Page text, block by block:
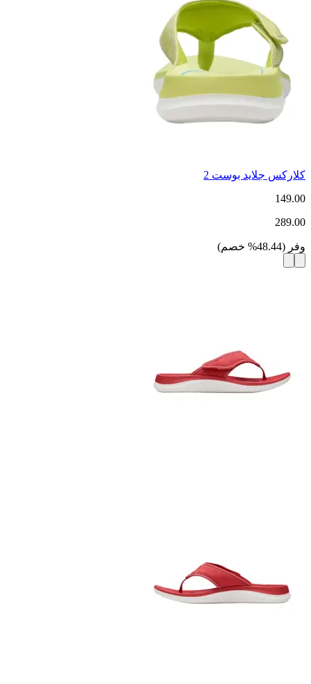
كلاركس جلايد بوست 2
149.00
289.00
وفر (
48.44
% خصم)